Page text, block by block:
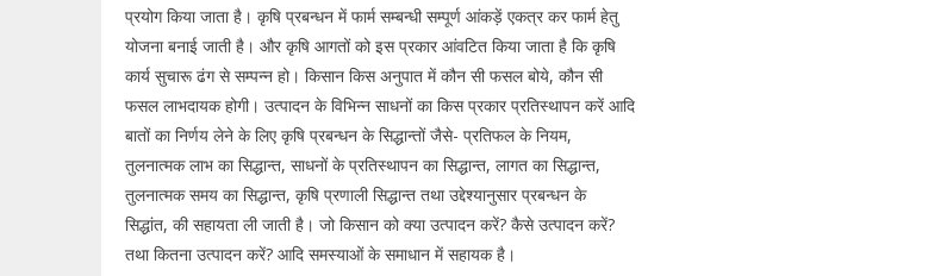
प्रयोग किया जाता है। कृषि प्रबन्धन में फार्म सम्बन्धी सम्पूर्ण आंकड़ें एकत्र कर फार्म हेतु
योजना बनाई जाती है। और कृषि आगतों को इस प्रकार आंवटित किया जाता है कि कृषि
कार्य सुचारू ढंग से सम्पन्न हो। किसान किस अनुपात में कौन सी फसल बोये, कौन सी
फसल लाभदायक होगी। उत्पादन के विभिन्न साधनों का किस प्रकार प्रतिस्थापन करें आदि
बातों का निर्णय लेने के लिए कृषि प्रबन्धन के सिद्धान्तों जैसे- प्रतिफल के नियम,
तुलनात्मक लाभ का सिद्धान्त, साधनों के प्रतिस्थापन का सिद्धान्त, लागत का सिद्धान्त,
तुलनात्मक समय का सिद्धान्त, कृषि प्रणाली सिद्धान्त तथा उद्देश्यानुसार प्रबन्धन के
सिद्धांत, की सहायता ली जाती है। जो किसान को क्या उत्पादन करें? कैसे उत्पादन करें?
तथा कितना उत्पादन करें? आदि समस्याओं के समाधान में सहायक है।